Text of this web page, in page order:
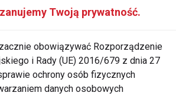
Twoją prywatność.
obowiązywać Rozporządzenie
i Rady (UE) 2016/679 z dnia 27
ochrony osób fizycznych
danych osobowych